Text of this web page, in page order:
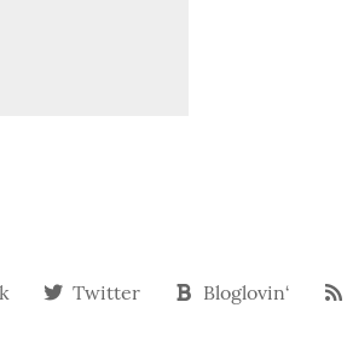
Twitter Bloglovin‘